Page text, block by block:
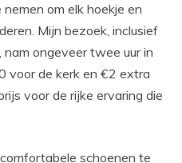
om elk hoekje en
Mijn bezoek, inclusief
ongeveer twee uur in
voor de kerk en €2 extra
voor de rijke ervaring die
schoenen te